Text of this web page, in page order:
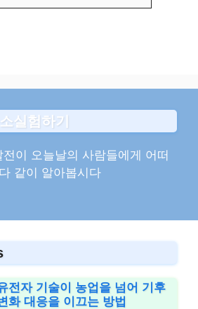
실험하기
이 오늘날의 사람들에게 어떠
같이 알아봅시다
전자 기술이 농업을 넘어 기후
화 대응을 이끄는 방법